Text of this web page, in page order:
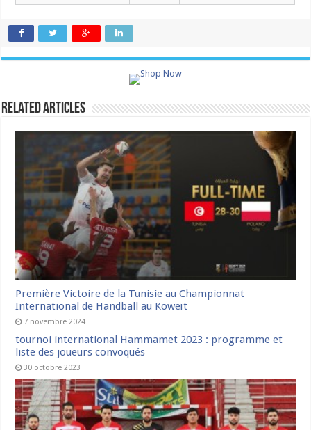
Related Articles
Première Victoire de la Tunisie au Championnat
International de Handball au Koweït
7 novembre 2024
tournoi international Hammamet 2023 : programme et
liste des joueurs convoqués
30 octobre 2023